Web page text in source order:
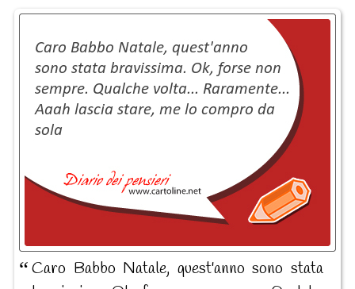
Caro Babbo Natale, quest'anno sono stata